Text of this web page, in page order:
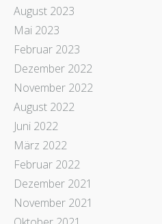
August 2023
Mai 2023
Februar 2023
Dezember 2022
November 2022
August 2022
Juni 2022
März 2022
Februar 2022
Dezember 2021
November 2021